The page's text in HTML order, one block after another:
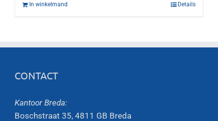
In winkelmand Details
CONTACT
Kantoor Breda:
Boschstraat 35, 4811 GB Breda